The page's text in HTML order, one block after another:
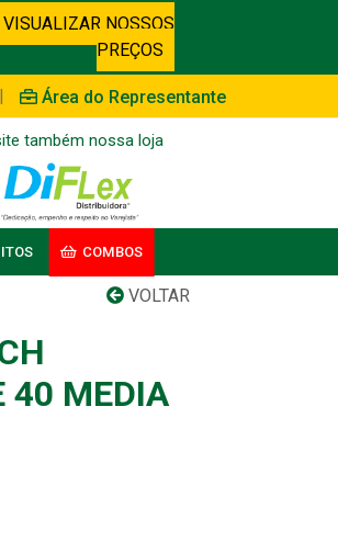
NOSSOS
PREÇOS
| Área do Representante
também nossa loja
COMBOS
VOLTAR
40 MEDIA